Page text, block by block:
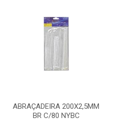
ABRAÇADEIRA 200X2,5MM
BR C/80 NYBC